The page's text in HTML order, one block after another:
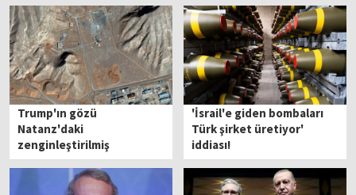
Trump'ın gözü
Natanz'daki
zenginleştirilmiş
uranyumda!
'İsrail'e giden bombaları
Türk şirket üretiyor'
iddiası!